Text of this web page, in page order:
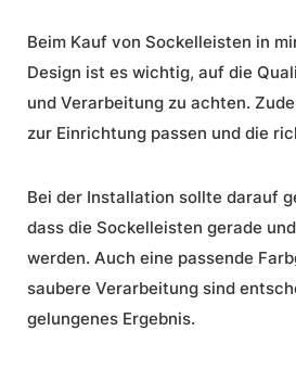
Beim Kauf von Sockelleisten in
Design ist es wichtig, auf die
und Verarbeitung zu achten.
zur Einrichtung passen und die
Bei der Installation sollte darauf
dass die Sockelleisten gerade
werden. Auch eine passende
saubere Verarbeitung sind
gelungenes Ergebnis.